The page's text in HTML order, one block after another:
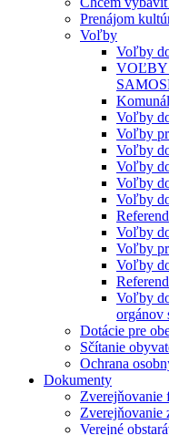
Prenájom
Voľby
Voľby
Voľby
Voľby
Voľby
Voľby
Voľby
Voľby
Voľby
Voľby
Voľby
Voľby
orgánov
Dotácie pre
Sčítanie
Ochrana
Dokumenty
Zverejňovanie
Zverejňovanie
Verejné